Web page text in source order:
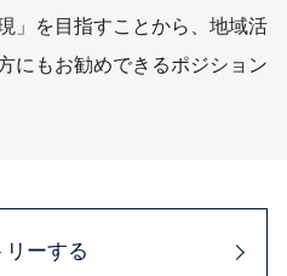
」を目指すことから、地域活
にもお勧めできるポジション
リーする